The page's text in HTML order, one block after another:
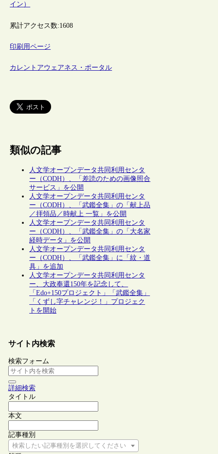
イン）
累計アクセス数:1608
印刷用ページ
カレントアウェアネス・ポータル
類似の記事
人文学オープンデータ共同利用センタ
ー（CODH）、「差読のための画像照合
サービス」を公開
人文学オープンデータ共同利用センタ
ー（CODH）、「武鑑全集」の「献上品
／拝領品／時献上 一覧」を公開
人文学オープンデータ共同利用センタ
ー（CODH）、「武鑑全集」の「大名家
経時データ」を公開
人文学オープンデータ共同利用センタ
ー（CODH）、「武鑑全集」に「紋・道
具」を追加
人文学オープンデータ共同利用センタ
ー、大政奉還150年を記念して、
「Edo+150プロジェクト」「武鑑全集」
「くずし字チャレンジ！」プロジェク
トを開始
サイト内検索
検索フォーム
詳細検索
タイトル
本文
記事種別
検索したい記事種別を選択してください